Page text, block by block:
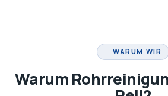
WARUM WIR
Warum